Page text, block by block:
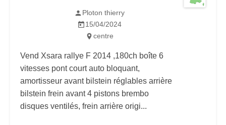
Ploton thierry
15/04/2024
centre
Vend Xsara rallye F 2014 ,180ch boîte 6
vitesses pont court auto bloquant,
amortisseur avant bilstein réglables arrière
bilstein frein avant 4 pistons brembo
disques ventilés, frein arrière origi...